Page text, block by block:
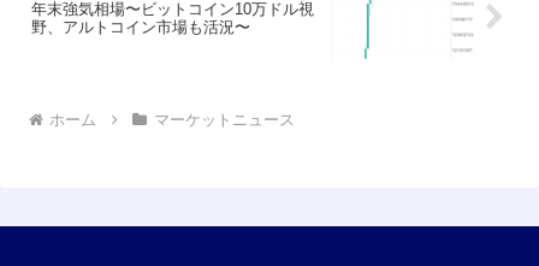
年末強気相場〜ビットコイン10万ドル視
野、アルトコイン市場も活況〜
ホーム マーケットニュース